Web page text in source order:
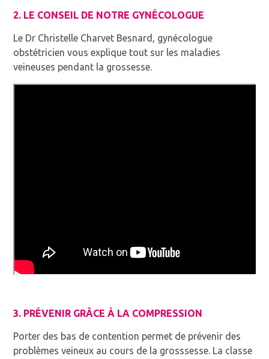
2. LE CONSEIL DE NOTRE GYNÉCOLOGUE
Le Dr Christelle Charvet Besnard, gynécologue
obstétricien vous explique tout sur les maladies
veineuses pendant la grossesse.
3. PRÉVENIR GRÂCE À LA COMPRESSION
Porter des bas de contention permet de prévenir des
problèmes veineux au cours de la grosssesse. La classe